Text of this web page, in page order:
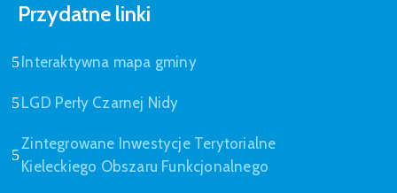
Przydatne linki
Interaktywna mapa gminy
LGD Perły Czarnej Nidy
Zintegrowane Inwestycje Terytorialne
Kieleckiego Obszaru Funkcjonalnego